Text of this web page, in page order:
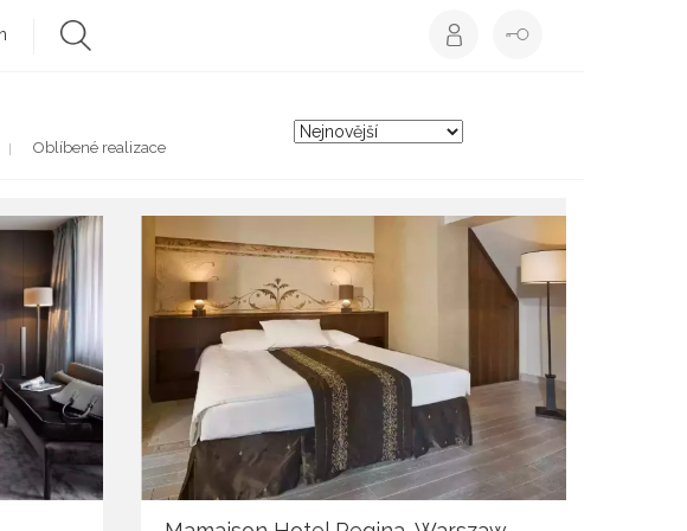
Oblíbené realizace